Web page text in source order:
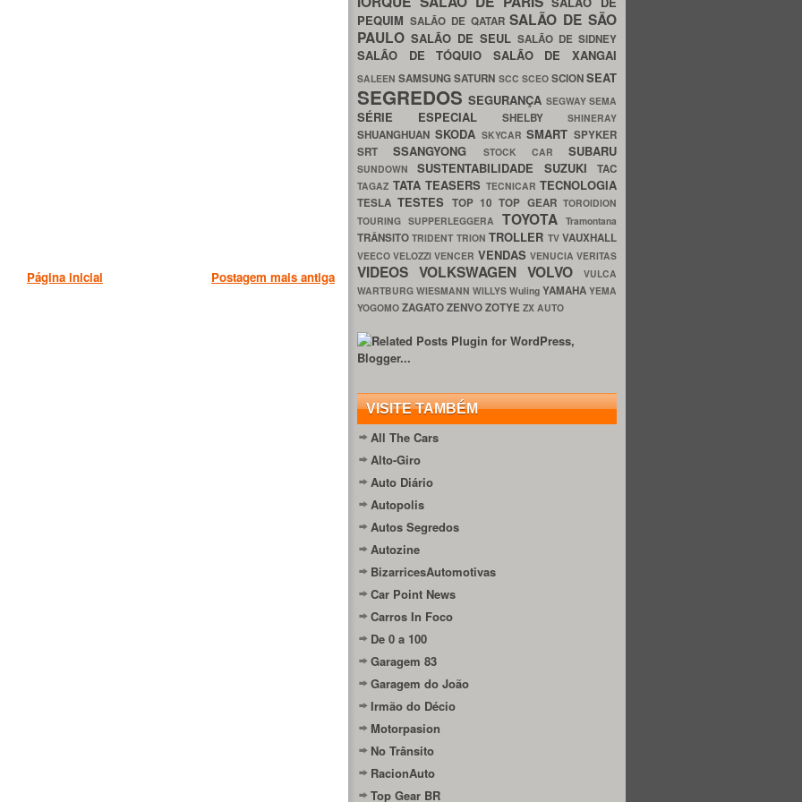
Postagem mais antiga
Página inicial
PEQUIM SALÃO DE QATARSALÃO DE SÃO
PAULO SALÃO DE SEUL SALÃO DE SIDNEY
SALÃO DE TÓQUIO SALÃO DE XANGAI
SALEENSAMSUNGSATURN SCC SCEO SCIONSEAT
SEGREDOSSEGURANÇA SEGWAYSEMA
SÉRIE ESPECIAL SHELBY SHINERAY
SHUANGHUAN SKODA SKYCARSMART SPYKER
SRTSSANGYONG STOCK CAR SUBARU
SUNDOWNSUSTENTABILIDADE SUZUKITAC
TAGAZ TATA TEASERS TECNICAR TECNOLOGIA
TESLATESTES TOP 10TOP GEARTOROIDION
TOURING SUPPERLEGGERA TOYOTATramontana
TRÂNSITOTRIDENT TRIONTROLLER TVVAUXHALL
VEECOVELOZZIVENCER VENDAS VENUCIAVERITAS
VIDEOS VOLKSWAGEN VOLVO
VULCA
WARTBURG WIESMANN WILLYS Wuling YAMAHA YEMA
YOGOMO ZAGATOZENVOZOTYE ZX AUTO
VISITE TAMBÉM
All The Cars
Alto-Giro
Auto Diário
Autopolis
Autos Segredos
Autozine
BizarricesAutomotivas
Car Point News
Carros In Foco
De 0 a 100
Garagem 83
Garagem do João
Irmão do Décio
Motorpasion
No Trânsito
RacionAuto
Top Gear BR